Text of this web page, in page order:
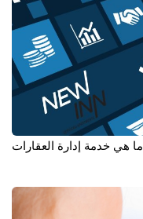
ما هي خدمة إدارة العقارات